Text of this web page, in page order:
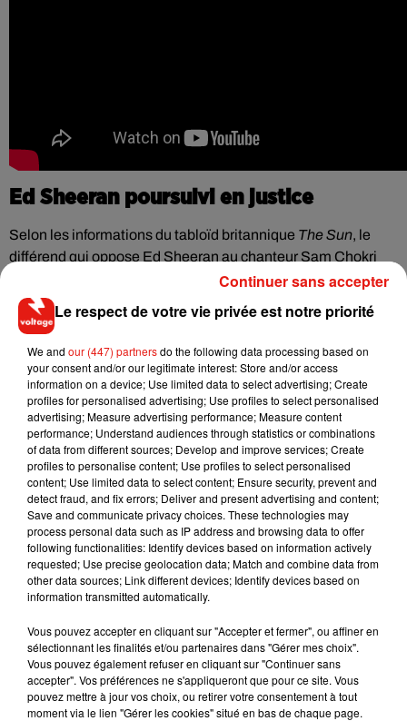
Ed Sheeran poursuivi en justice
Selon les informations du tabloïd britannique The Sun, le
différend qui oppose Ed Sheeran au chanteur Sam Chokri
est monté au créneau depuis peu. En effet, la Haute Cour de
justice serait désormais en possession de documents
attestant qu'Ed Sheeran a "pour habitude"de voler la
droits d'auteur de leurs chansons... Si cette pratique s'avère
finalement vraie, Ed Sheeran serait bel et bien dans la
tourmente, lui qui a longtemps clamé être l'auteur et le
producteur (ou co-producteur) de ses titres phares. Selon
Sam Chokri, le chanteur britannique se serait inspiré de son
travail lors d’une rencontre dans les studios de leur
producteur commun Ross O’Donoghue en 2011.Dans
l’attente d’une décision judiciaire, la justice a décidé de
suspendre les droits de la chansonShape of You. De son
côté, Ed Sheeran dément fermement cette accusation de
plagiat et poursuit Sam Chokri afin de récupérer ses revenus.
Musique
Le respect de votre vie privée est notre priorité
We and our (447) partnersdo the following data processing based on
your consent and/or our legitimate interest: Store and/or access
information on a device; Use limited data to select advertising; Create
profiles for personalised advertising; Use profiles to select personalised
advertising; Measure advertising performance; Measure content
performance; Understand audiences through statistics or combinations
of data from different sources; Develop and improve services; Create
profiles to personalise content; Use profiles to select personalised
content; Use limited data to select content; Ensure security, prevent and
detect fraud, and fix errors; Deliver and present advertising and content;
Save and communicate privacy choices. These technologies may
process personal data such as IP address and browsing data to offer
following functionalities: Identify devices based on information actively
requested; Use precise geolocation data; Match and combine data from
other data sources; Link different devices; Identify devices based on
information transmitted automatically.
Vous pouvez accepter en cliquant sur "Accepter et fermer", ou affiner en
sélectionnant les finalités et/ou partenaires dans "Gérer mes choix".
Vous pouvez également refuser en cliquant sur "Continuer sans
accepter". Vos préférences ne s'appliqueront que pour ce site. Vous
pouvez mettre à jour vos choix, ou retirer votre consentement à tout
moment via le lien "Gérer les cookies" situé en bas de chaque page.
Continuer sans accepter